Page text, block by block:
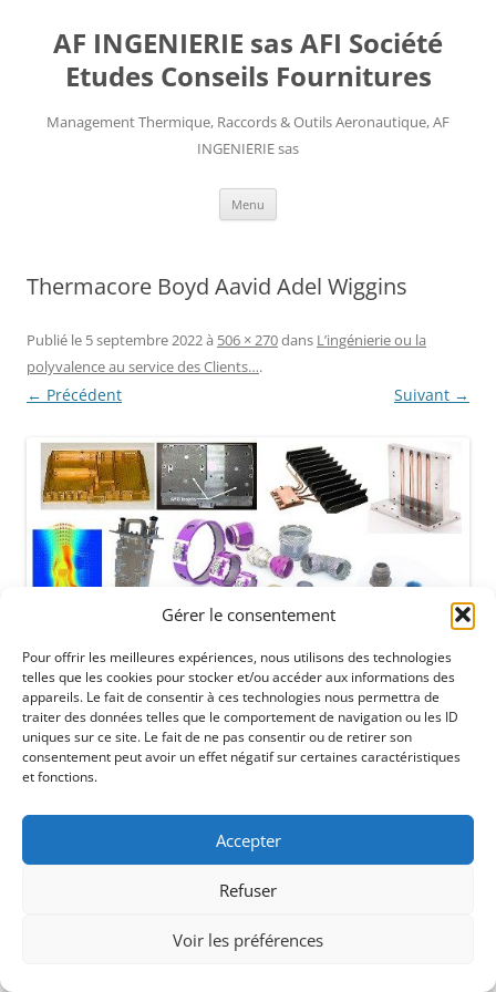
Gérer le consentement
Pour offrir les meilleures expériences, nous utilisons des technologies
telles que les cookies pour stocker et/ou accéder aux informations des
appareils. Le fait de consentir à ces technologies nous permettra de
traiter des données telles que le comportement de navigation ou les ID
uniques sur ce site. Le fait de ne pas consentir ou de retirer son
consentement peut avoir un effet négatif sur certaines caractéristiques
et fonctions.
Accepter
Refuser
Voir les préférences
AF INGENIERIE sas AFI Société
Etudes Conseils Fournitures
Management Thermique, Raccords & Outils Aeronautique, AF
INGENIERIE sas
Menu
Thermacore Boyd Aavid Adel Wiggins
Publié le 5 septembre 2022à 506 × 270dans L’ingénierie ou la
polyvalence au service des Clients….
← Précédent Suivant →